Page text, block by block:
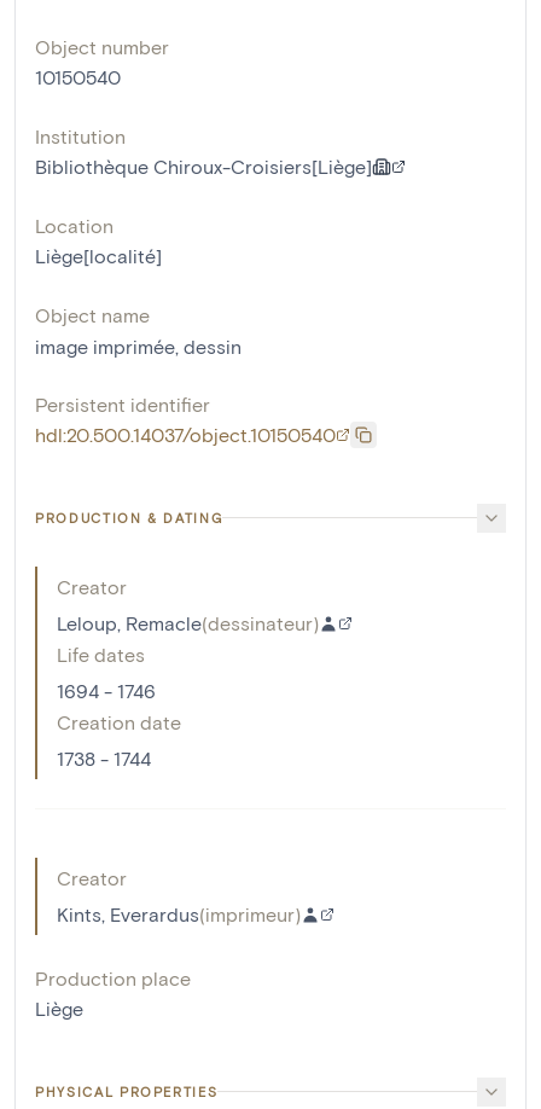
Object number
10150540
Institution
Bibliothèque Chiroux-Croisiers[Liège]
Location
Liège[localité]
Object name
image imprimée dessin
Persistent identifier
hdl:20.500.14037/object.10150540
PRODUCTION & DATING
Creator
Leloup, Remacle(dessinateur)
Life dates
1694 - 1746
Creation date
1738 - 1744
Creator
Kints, Everardus(imprimeur)
Production place
Liège
PHYSICAL PROPERTIES